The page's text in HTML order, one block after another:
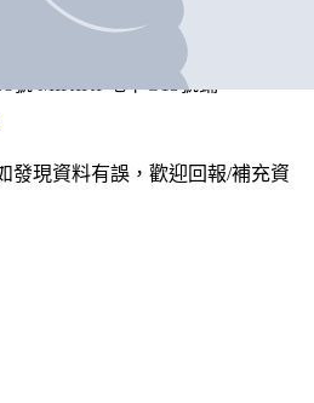
號 MIKIKI 地下G13號鋪
發現資料有誤，歡迎回報/補充資